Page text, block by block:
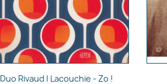
Aperçu rapide
Duo Rivaud | Lacouchie - Zo !